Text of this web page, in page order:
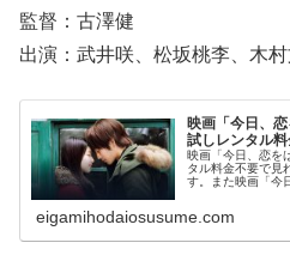
監督：古澤健
出演：武井咲、松坂桃李、木
映画「今日、
試しレンタル
映画「今日、恋を
タル料金不要で見
す。また映画「今
ービス選びや映
ください。
eigamihodaiosusume.com